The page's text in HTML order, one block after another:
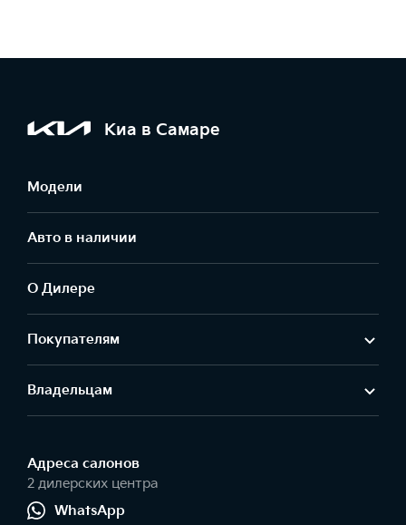
Киа в Самаре
Модели
Авто в наличии
О Дилере
Покупателям
Владельцам
Адреса салонов
2 дилерских центра
WhatsApp